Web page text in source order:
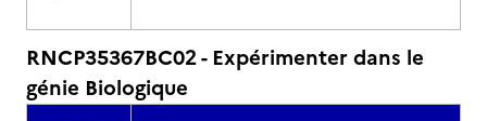
RNCP35367BC02 - Expérimenter dans le
génie Biologique